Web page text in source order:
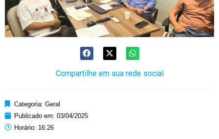
Compartilhe em sua rede social
Categoria: Geral
Publicado em: 03/04/2025
Horário: 16:26